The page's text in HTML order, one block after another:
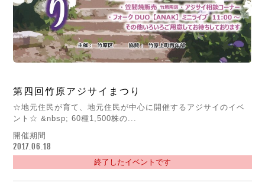
第四回竹原アジサイまつり
☆地元住民が育て、地元住民が中心に開催するアジサイのイベ
ント☆ &nbsp; 60種1,500株の...
開催期間
2017.06.18
終了したイベントです